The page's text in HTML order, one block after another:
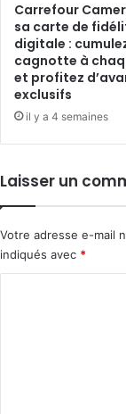
Carrefour
sa carte de
digitale :
cagnotte à
et profitez
exclusifs
il y a 4 semaines
Laisser un
Votre adresse e-mail
indiqués avec *